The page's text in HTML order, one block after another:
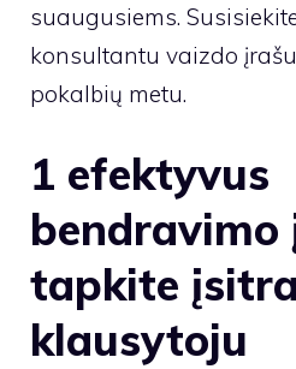
suaugusiems.
konsultantu vaizdo
pokalbių metu.
1 efektyvus
bendravimo
tapkite
klausytoju